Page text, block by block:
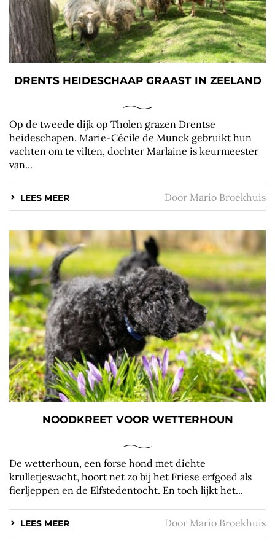
DRENTS HEIDESCHAAP GRAAST IN ZEELAND
Op de tweede dijk op Tholen grazen Drentse
heideschapen. Marie-Cécile de Munck gebruikt hun
vachten om te vilten, dochter Marlaine is keurmeester
van...
LEES MEER Door Mario Broekhuis
NOODKREET VOOR WETTERHOUN
De wetterhoun, een forse hond met dichte
krulletjesvacht, hoort net zo bij het Friese erfgoed als
fierljeppen en de Elfstedentocht. En toch lijkt het...
LEES MEER Door Mario Broekhuis